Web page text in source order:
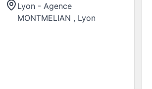
Lyon - Agence
MONTMELIAN , Lyon